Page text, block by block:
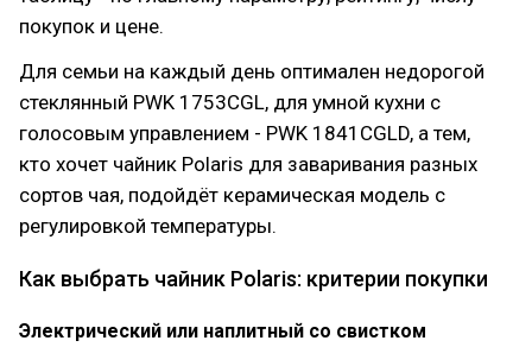
покупок и цене.
Для семьи на каждый день оптимален недорогой
стеклянный PWK 1753CGL, для умной кухни с
голосовым управлением - PWK 1841CGLD, а тем,
кто хочет чайник Polaris для заваривания разных
сортов чая, подойдёт керамическая модель с
регулировкой температуры.
Как выбрать чайник Polaris: критерии покупки
Электрический или наплитный со свистком